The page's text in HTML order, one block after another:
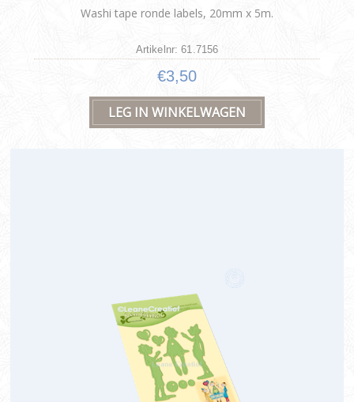
Washi tape ronde labels, 20mm x 5m.
Artikelnr: 61.7156
€3,50